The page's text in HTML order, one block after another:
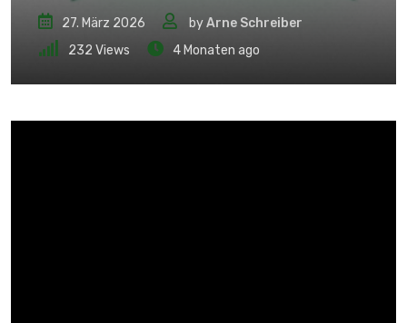
27. März 2026 byArne Schreiber
232 Views 4 Monaten ago